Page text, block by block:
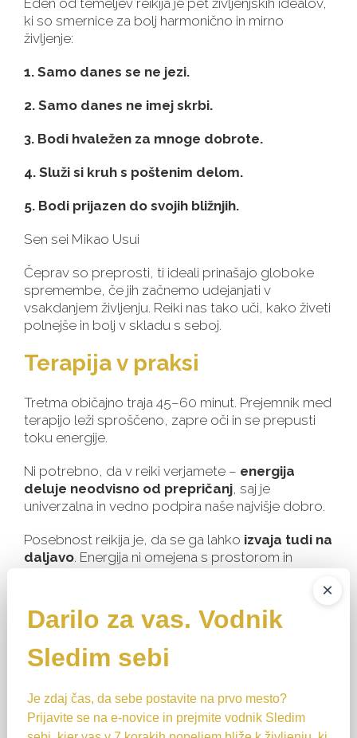
ki so smernice za bolj harmonično in mirno
življenje:
1. Samo danes se ne jezi.
2. Samo danes ne imej skrbi.
3. Bodi hvaležen za mnoge dobrote.
4. Služi si kruh s poštenim delom.
5. Bodi prijazen do svojih bližnjih.
Sen sei Mikao Usui
Čeprav so preprosti, ti ideali prinašajo globoke
spremembe, če jih začnemo udejanjati v
vsakdanjem življenju. Reiki nas tako uči, kako živeti
polnejše in bolj v skladu s seboj.
Terapija v praksi
Tretma običajno traja 45–60 minut. Prejemnik med
terapijo leži sproščeno, zapre oči in se prepusti
toku energije.
Ni potrebno, da v reiki verjamete – energija
deluje neodvisno od prepričanj, saj je
univerzalna in vedno podpira naše najvišje dobro.
Posebnost reikija je, da se ga lahko izvaja tudi na
daljavo. Energija ni omejena s prostorom in
kjerkoli na svetu. To je odlična možnost za ljudi, ki
ne morejo priti osebno, živijo daleč ali pa želijo
×
Darilo za vas. Vodnik
Sledim sebi
Je zdaj čas, da sebe postavite na prvo mesto?
Prijavite se na e-novice in prejmite vodnik Sledim